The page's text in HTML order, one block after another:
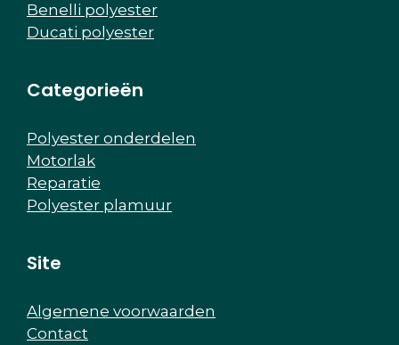
Benelli polyester
Ducati polyester
Categorieën
Polyester onderdelen
Motorlak
Reparatie
Polyester plamuur
Site
Algemene voorwaarden
Contact